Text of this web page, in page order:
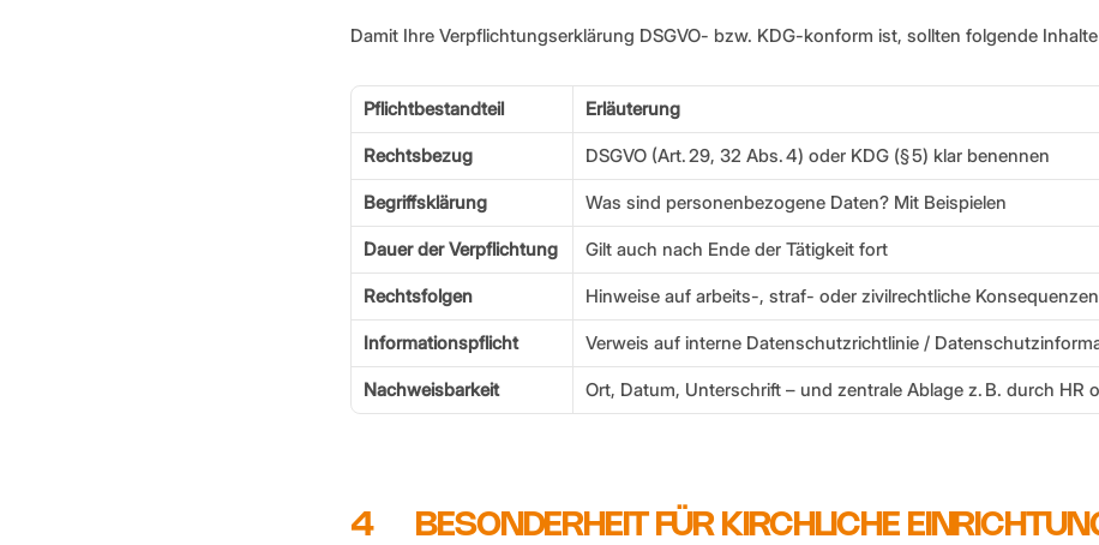
Damit Ihre Verpflichtungserklärung DSGVO- bzw. KDG-konform ist, sollten folgende
Pflichtbestandteil Erläuterung
Rechtsbezug DSGVO (Art. 29, 32 Abs. 4) oder KDG (§ 5) klar benennen
Begriffsklärung Was sind personenbezogene Daten? Mit Beispielen
Dauer der Verpflichtung Gilt auch nach Ende der Tätigkeit fort
Rechtsfolgen Hinweise auf arbeits-, straf- oder zivilrechtliche Konsequenzen
Informationspflicht Verweis auf interne Datenschutzrichtlinie /
Nachweisbarkeit Ort, Datum, Unterschrift – und zentrale Ablage z. B. durch HR
4      BESONDERHEIT FÜR KIRCHLICHE